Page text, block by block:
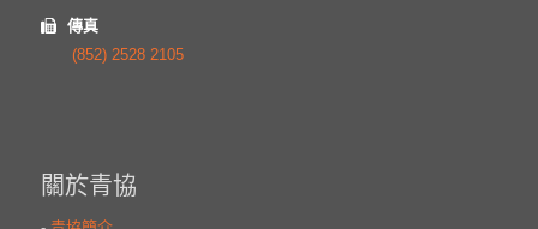
傳真
(852) 2528 2105